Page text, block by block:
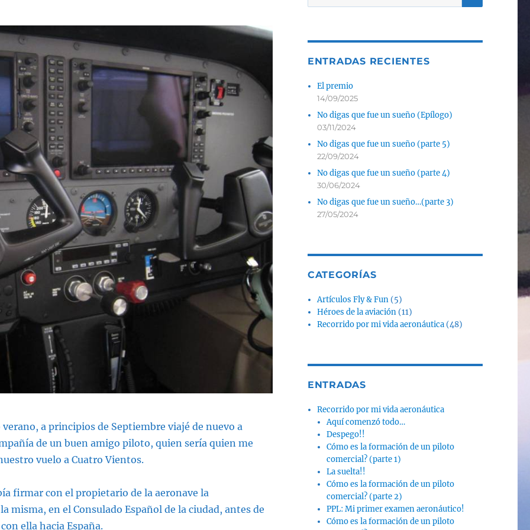
a principios de Septiembre viajé de nuevo a
de un buen amigo piloto, quien sería quien me
vuelo a Cuatro Vientos.
firmar con el propietario de la aeronave la
misma, en el Consulado Español de la ciudad, antes de
ella hacia España.
por:
ENTRADAS RECIENTES
El premio
14/09/2025
No digas que fue un sueño (Epílogo)
03/11/2024
No digas que fue un sueño (parte 5)
22/09/2024
No digas que fue un sueño (parte 4)
30/06/2024
No digas que fue un sueño…(parte 3)
27/05/2024
CATEGORÍAS
Artículos Fly & Fun (5)
Héroes de la aviación (11)
Recorrido por mi vida aeronáutica (48)
ENTRADAS
Recorrido por mi vida aeronáutica
Aquí comenzó todo…
Despego!!
Cómo es la formación de un piloto
comercial? (parte 1)
La suelta!!
Cómo es la formación de un piloto
comercial? (parte 2)
PPL: Mi primer examen aeronáutico!
Cómo es la formación de un piloto